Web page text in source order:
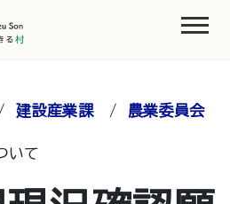
建設産業課/ 農業委員会
いて